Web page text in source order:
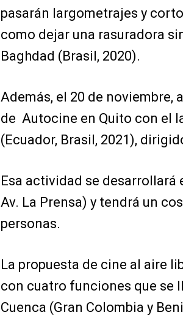
pasarán largometrajes y
como dejar una rasuradora
Baghdad (Brasil, 2020).
Además, el 20 de noviembre,
de Autocine en Quito con el
(Ecuador, Brasil, 2021),
Esa actividad se desarrollará
Av. La Prensa) y tendrá un
personas.
La propuesta de cine al aire
con cuatro funciones que se
Cuenca (Gran Colombia y